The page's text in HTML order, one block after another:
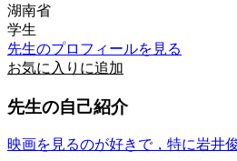
湖南省
学生
先生のプロフィールを見る
お気に入りに追加
先生の自己紹介
映画を見るのが好きで，特に岩井俊